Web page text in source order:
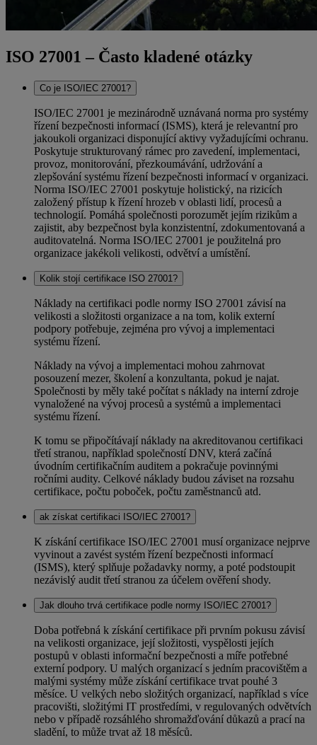
ISO 27001 – Často kladené otázky
Co je ISO/IEC 27001?
ISO/IEC 27001 je mezinárodně uznávaná norma pro systémy
řízení bezpečnosti informací (ISMS), která je relevantní pro
jakoukoli organizaci disponující aktivy vyžadujícími ochranu.
Poskytuje strukturovaný rámec pro zavedení, implementaci,
provoz, monitorování, přezkoumávání, udržování a
zlepšování systému řízení bezpečnosti informací v organizaci.
Norma ISO/IEC 27001 poskytuje holistický, na rizicích
založený přístup k řízení hrozeb v oblasti lidí, procesů a
technologií. Pomáhá společnosti porozumět jejím rizikům a
zajistit, aby bezpečnost byla konzistentní, zdokumentovaná a
auditovatelná. Norma ISO/IEC 27001 je použitelná pro
organizace jakékoli velikosti, odvětví a umístění.
Kolik stojí certifikace ISO 27001?
Náklady na certifikaci podle normy ISO 27001 závisí na
velikosti a složitosti organizace a na tom, kolik externí
podpory potřebuje, zejména pro vývoj a implementaci
systému řízení.
Náklady na vývoj a implementaci mohou zahrnovat
posouzení mezer, školení a konzultanta, pokud je najat.
Společnosti by měly také počítat s náklady na interní zdroje
vynaložené na vývoj procesů a systémů a implementaci
systému řízení.
K tomu se připočítávají náklady na akreditovanou certifikaci
třetí stranou, například společností DNV, která začíná
úvodním certifikačním auditem a pokračuje povinnými
ročními audity. Celkové náklady budou záviset na rozsahu
certifikace, počtu poboček, počtu zaměstnanců atd.
ak získat certifikaci ISO/IEC 27001?
K získání certifikace ISO/IEC 27001 musí organizace nejprve
vyvinout a zavést systém řízení bezpečnosti informací
(ISMS), který splňuje požadavky normy, a poté podstoupit
nezávislý audit třetí stranou za účelem ověření shody.
Jak dlouho trvá certifikace podle normy ISO/IEC 27001?
Doba potřebná k získání certifikace při prvním pokusu závisí
na velikosti organizace, její složitosti, vyspělosti jejích
postupů v oblasti informační bezpečnosti a míře potřebné
externí podpory. U malých organizací s jedním pracovištěm a
malými systémy může získání certifikace trvat pouhé 3
měsíce. U velkých nebo složitých organizací, například s více
pracovišti, složitými IT prostředími, v regulovaných odvětvích
nebo v případě rozsáhlého shromažďování důkazů a prací na
sladění, to může trvat až 18 měsíců.